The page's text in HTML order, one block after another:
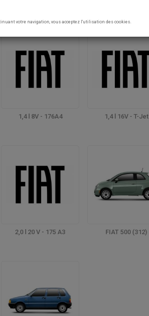
1,4 l 8V - 176A4 1,4 l 16V - T-Jet
2,0 l 20 V - 175 A3 FIAT 500 (312)
votre navigation, vous acceptez l'utilisation des cookies.